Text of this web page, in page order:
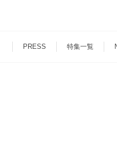
PRESS 特集一覧